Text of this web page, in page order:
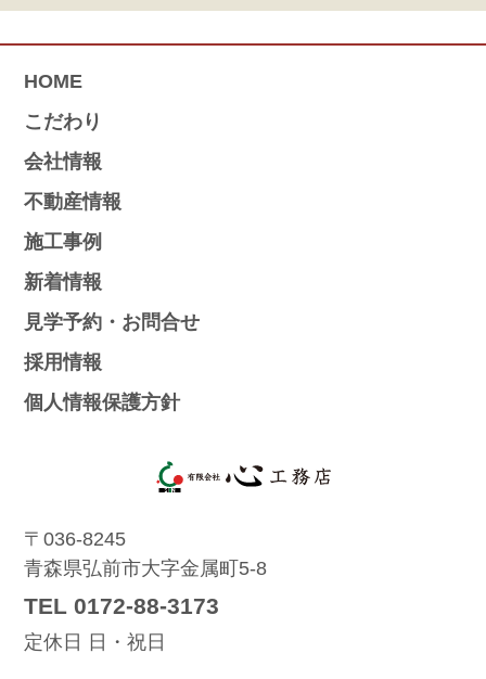
HOME
こだわり
会社情報
不動産情報
施工事例
新着情報
見学予約・お問合せ
採用情報
個人情報保護方針
〒036-8245
青森県弘前市大字金属町5-8
TEL 0172-88-3173
定休日 日・祝日